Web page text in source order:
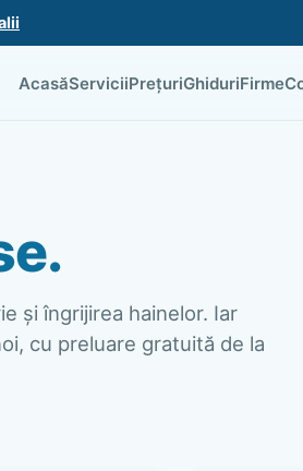
AcasăServiciiPrețuriGhiduriFirme
și îngrijirea hainelor. Iar
cu preluare gratuită de la